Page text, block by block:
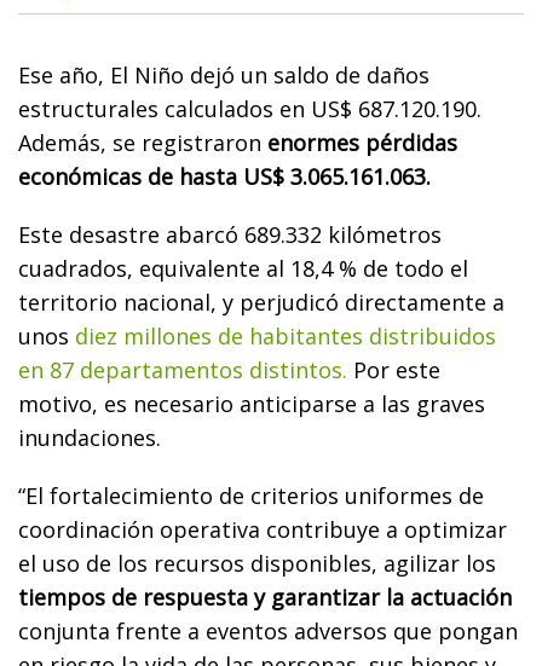
Ese año, El Niño dejó un saldo de daños
estructurales calculados en US$ 687.120.190.
Además, se registraron enormes pérdidas
económicas de hasta US$ 3.065.161.063.
Este desastre abarcó 689.332 kilómetros
cuadrados, equivalente al 18,4 % de todo el
territorio nacional, y perjudicó directamente a
unos diez millones de habitantes distribuidos
en 87 departamentos distintos. Por este
motivo, es necesario anticiparse a las graves
inundaciones.
“El fortalecimiento de criterios uniformes de
coordinación operativa contribuye a optimizar
el uso de los recursos disponibles, agilizar los
tiempos de respuesta y garantizar la actuación
conjunta frente a eventos adversos que pongan